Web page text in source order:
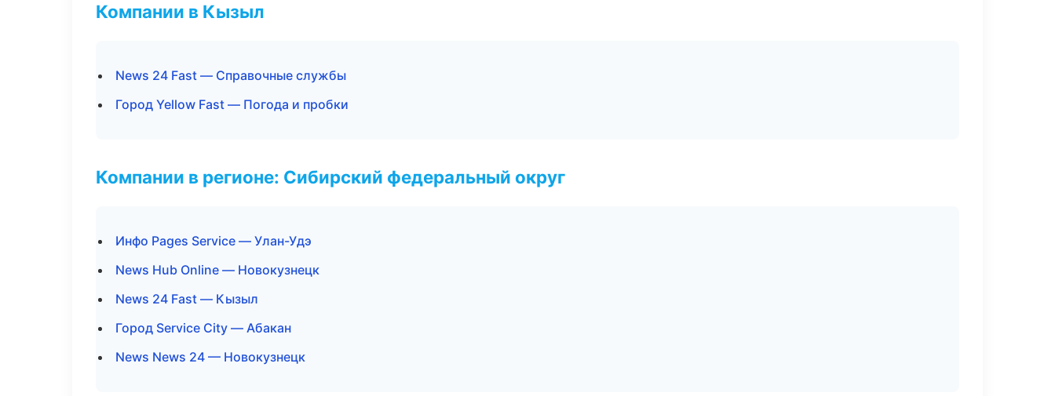
Компании в Кызыл
News 24 Fast — Справочные службы
Город Yellow Fast — Погода и пробки
Компании в регионе: Сибирский федеральный округ
Инфо Pages Service — Улан-Удэ
News Hub Online — Новокузнецк
News 24 Fast — Кызыл
Город Service City — Абакан
News News 24 — Новокузнецк